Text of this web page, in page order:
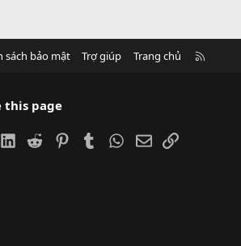
sách bảo mật Trợ giúp Trang chủ
this page
LinkedIn
Reddit PinterestTumblrWhatsApp
EmailLink